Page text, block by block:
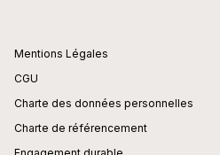
Mentions Légales
CGU
Charte des données personnelles
Charte de référencement